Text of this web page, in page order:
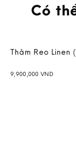
Có
Thảm Reo Linen
9,900,000 VND